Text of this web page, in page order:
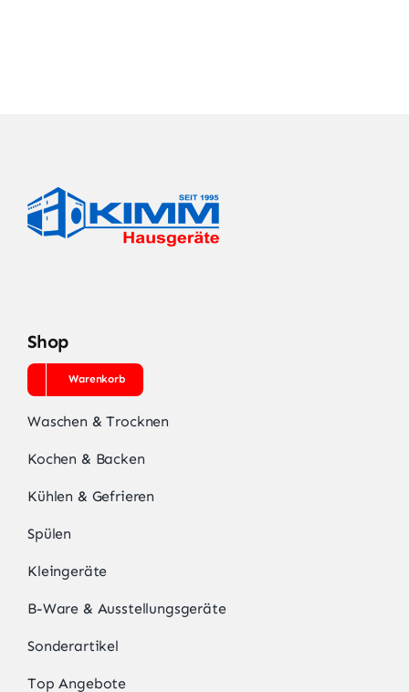
Shop
Warenkorb
Waschen & Trocknen
Kochen & Backen
Kühlen & Gefrieren
Spülen
Kleingeräte
B-Ware & Ausstellungsgeräte
Sonderartikel
Top Angebote